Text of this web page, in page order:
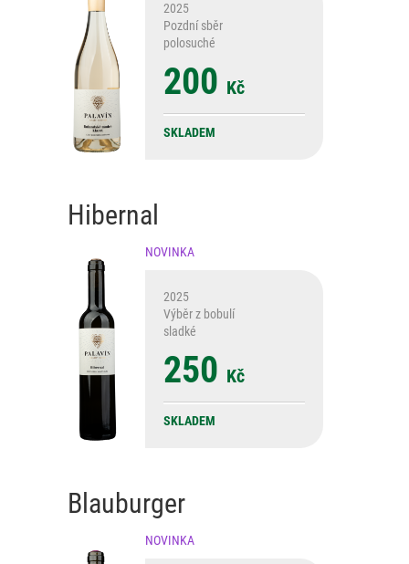
2025
Pozdní sběr
polosuché
200 Kč
SKLADEM
Hibernal
NOVINKA
2025
Výběr z bobulí
sladké
250 Kč
SKLADEM
Blauburger
NOVINKA